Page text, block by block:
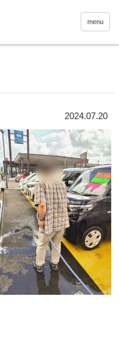
愛まん
menu
2024.07.20